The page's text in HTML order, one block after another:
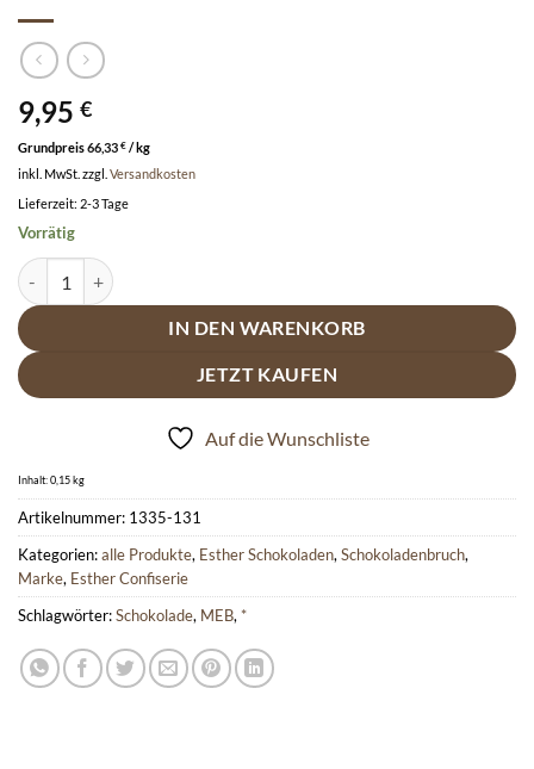
9,95 €
Grundpreis66,33 € / kg
inkl. MwSt. zzgl. Versandkosten
Lieferzeit: 2-3 Tage
Vorrätig
Esther Schokoladen Bruch Cranberry - 150g Weiße Schokolade
IN DEN WARENKORB
JETZT KAUFEN
Auf die Wunschliste
Inhalt: 0,15kg
Artikelnummer: 1335-131
Kategorien:alle Produkte, Esther Schokoladen, Schokoladenbruch,
Marke, Esther Confiserie
Schlagwörter:Schokolade, MEB, *